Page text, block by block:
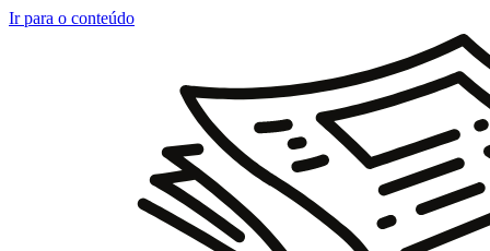
Ir para o conteúdo